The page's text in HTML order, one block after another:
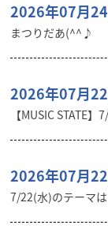
2026年07月
まつりだあ(^^♪
2026年07月
【MUSIC STATE
2026年07月
7/22(水)のテーマは